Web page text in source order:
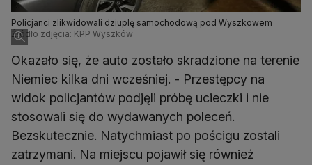
Policjanci zlikwidowali dziuplę samochodową pod Wyszkowem
Źródło zdjęcia: KPP Wyszków
Okazało się, że auto zostało skradzione na terenie
Niemiec kilka dni wcześniej. - Przestępcy na
widok policjantów podjęli próbę ucieczki i nie
stosowali się do wydawanych poleceń.
Bezskutecznie. Natychmiast po pościgu zostali
zatrzymani. Na miejscu pojawił się również